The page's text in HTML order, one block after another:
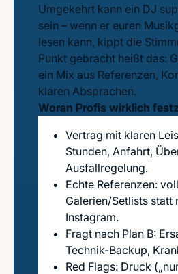
Umgekehrt kann ein DJ
sein – wenn er euren
lesen kann, kippt die
Punkt gebracht heißt das:
ein Mix aus Referenzen,
klaren Absprachen.
Woran Profis wirklich
Vertrag mit klaren
Stunden, Anfahrt,
Ausfallregelung.
Echte Referenzen:
Galerien/Setlists statt
Instagram.
Fragt nach Plan B:
Technik-Backup,
Red Flags: Druck